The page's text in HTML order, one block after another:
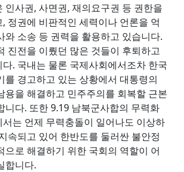
인사권, 사면권, 재의요구권 등 권한을
정권에 비판적인 세력이나 언론을 억
와 소송 등 권력을 활용하고 있습니다.
진전을 이뤘던 많은 것들이 후퇴하고
. 국내는 물론 국제사회에서조차 한국
를 경고하고 있는 상황에서 대통령의
용을 해결하고 민주주의를 회복할 근본
니다. 또한 9.19 남북군사합의 무력화
는 언제 무력충돌이 일어나도 이상하
속되고 있어 한반도를 둘러싼 불안정
으로 해결하기 위한 국회의 역할이 어
합니다.